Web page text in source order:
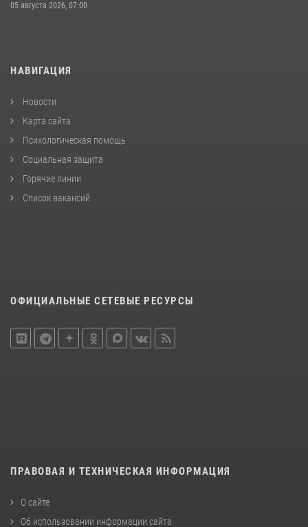
05 августа 2026, 07:00
НАВИГАЦИЯ
Новости
Карта сайта
Психологическая помощь
Социальная защита
Горячие линии
Список вакансий
ОФИЦИАЛЬНЫЕ СЕТЕВЫЕ РЕСУРСЫ
ПРАВОВАЯ И ТЕХНИЧЕСКАЯ ИНФОРМАЦИЯ
О сайте
Об использовании информации сайта